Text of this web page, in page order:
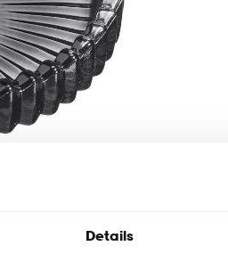
Details